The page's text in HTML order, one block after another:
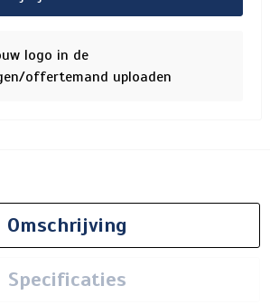
logo in de
offertemand uploaden
Omschrijving
Specificaties